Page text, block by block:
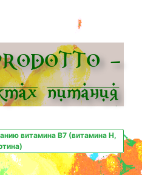
–
питания
витамина B7 (витамина H,